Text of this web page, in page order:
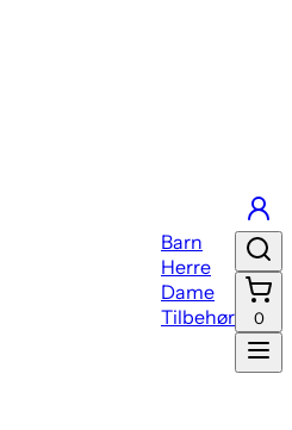
Barn
Herre
Dame
Tilbehør
0